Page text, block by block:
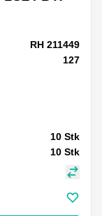
RH 211449
127
10 Stk
10 Stk